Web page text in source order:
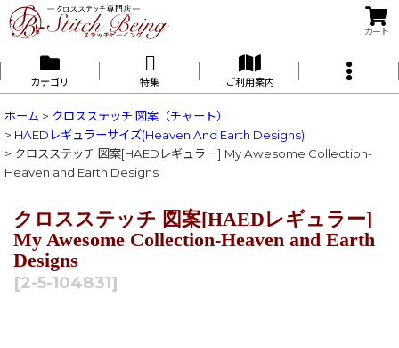
カート
カテゴリ 特集 ご利用案内
ホーム > クロスステッチ 図案（チャート）
> HAEDレギュラーサイズ(Heaven And Earth Designs)
> クロスステッチ 図案[HAEDレギュラー] My Awesome Collection-
Heaven and Earth Designs
クロスステッチ 図案[HAEDレギュラー]
My Awesome Collection-Heaven and Earth
Designs
[2-5-104831]